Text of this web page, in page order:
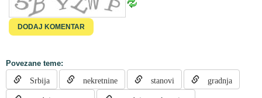
Povezane teme:
Srbija nekretnine stanovi gradnja